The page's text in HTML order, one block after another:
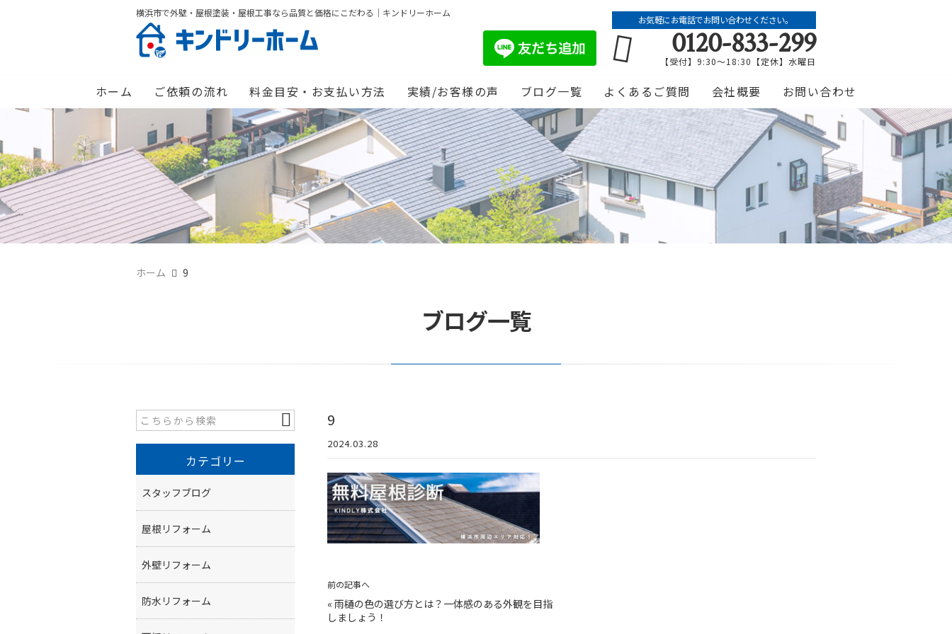
横浜市で外壁・屋根塗装・屋根工事なら品質と価格にこだわる｜キンドリーホーム
お気軽にお電話でお問い合わせください。
0120-833-299
【受付】9:30～18:30【定休】水曜日
ホーム ご依頼の流れ 料金目安・お支払い方法 実績/お客様の声 ブログ一覧 よくあるご質問 会社概要 お問い合わせ
ホーム 9
ブログ一覧
9
2024.03.28
前の記事へ
« 雨樋の色の選び方とは？一体感のある外観を目指
しましょう！
カテゴリー
スタッフブログ
屋根リフォーム
外壁リフォーム
防水リフォーム